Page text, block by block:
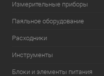
Измерительные приборы
Паяльное оборудование
Расходники
Инструменты
Блоки и элементы питания